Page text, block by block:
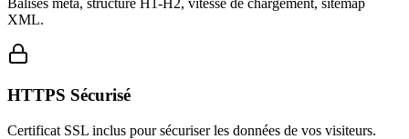
Balises meta, structure H1-H2, vitesse de chargement, sitemap
XML.
HTTPS Sécurisé
Certificat SSL inclus pour sécuriser les données de vos visiteurs.